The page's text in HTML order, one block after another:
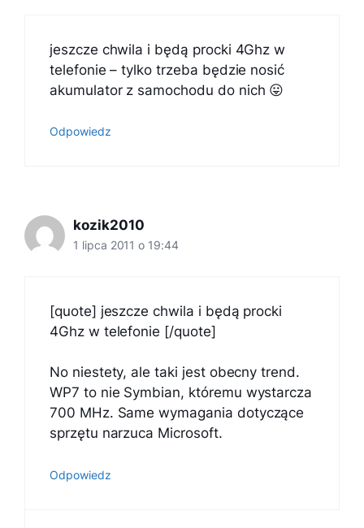
jeszcze chwila i będą procki 4Ghz w
telefonie – tylko trzeba będzie nosić
akumulator z samochodu do nich 😛
Odpowiedz
kozik2010
1 lipca 2011 o 19:44
[quote] jeszcze chwila i będą procki
4Ghz w telefonie [/quote]
No niestety, ale taki jest obecny trend.
WP7 to nie Symbian, któremu wystarcza
700 MHz. Same wymagania dotyczące
sprzętu narzuca Microsoft.
Odpowiedz